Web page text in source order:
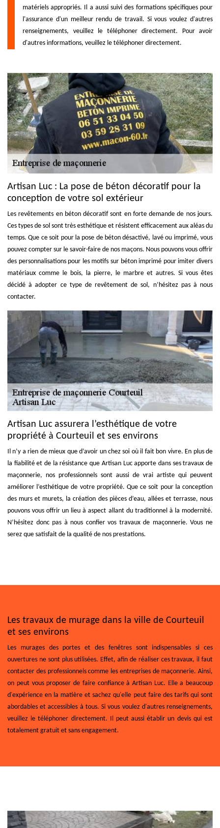
matériels appropriés. Il a aussi suivi des formations spécifiques pour
l'assurance d'un meilleur rendu de travail. Si vous voulez d'autres
renseignements, veuillez le téléphoner directement. Pour avoir
d'autres informations, veuillez le téléphoner directement.
Artisan Luc : La pose de béton décoratif pour la
conception de votre sol extérieur
Les revêtements en béton décoratif sont en forte demande de nos jours.
Ces types de sol sont très esthétique et résistent efficacement aux aléas du
temps. Que ce soit pour la pose de béton désactivé, lavé ou imprimé, vous
pouvez compter sur le savoir-faire de nos maçons. Nous pouvons vous offrir
des personnalisations pour les motifs sur béton imprimé pour imiter divers
matériaux comme le bois, la pierre, le marbre et autres. Si vous êtes
décidé à adopter ce type de revêtement de sol, n’hésitez pas à nous
contacter.
Artisan Luc assurera l’esthétique de votre
propriété à Courteuil et ses environs
Il n’y a rien de mieux que d’avoir un chez soi où il fait bon vivre. En plus de
la fiabilité et de la résistance que Artisan Luc apporte dans ses travaux de
maçonnerie, nos professionnels sont aussi de vrai artiste qui peuvent
améliorer l’esthétique de votre propriété. Que ce soit pour la conception
des murs et murets, la création des pièces d’eau, allées et terrasse, nous
pouvons vous offrir un lieu à aspect allant du traditionnel à la modernité.
N’hésitez donc pas à nous confier vos travaux de maçonnerie. Vous ne
serez que satisfait de la qualité de nos prestations.
Les travaux de murage dans la ville de Courteuil
et ses environs
Les murages des portes et des fenêtres sont indispensables si ces
ouvertures ne sont plus utilisées. Effet, afin de réaliser ces travaux, il faut
contacter des professionnels comme les entreprises de maçonnerie. Ainsi,
on peut vous proposer de faire confiance à Artisan Luc. Elle a beaucoup
d'expérience en la matière et sachez qu'elle peut faire des tarifs qui sont
abordables et accessibles à tous. Si vous voulez d'autres renseignements,
veuillez le téléphoner directement. Il peut aussi établir un devis qui est
totalement gratuit et sans engagement.